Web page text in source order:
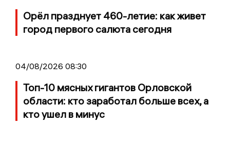
Орёл празднует 460-летие: как живет
город первого салюта сегодня
04/08/2026 08:30
Топ-10 мясных гигантов Орловской
области: кто заработал больше всех, а
кто ушел в минус